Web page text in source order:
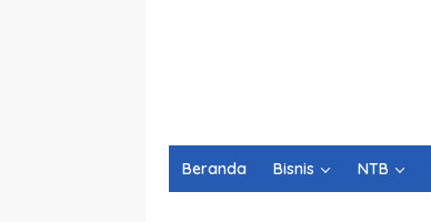
Beranda Bisnis NTB